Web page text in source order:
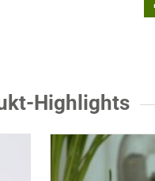
Highlights